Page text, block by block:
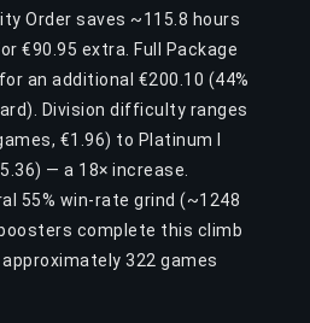
Order saves ~115.8 hours
€90.95 extra. Full Package
an additional €200.10 (44%
Division difficulty ranges
€1.96) to Platinum I
— a 18× increase.
55% win-rate grind (~1248
complete this climb
322 games